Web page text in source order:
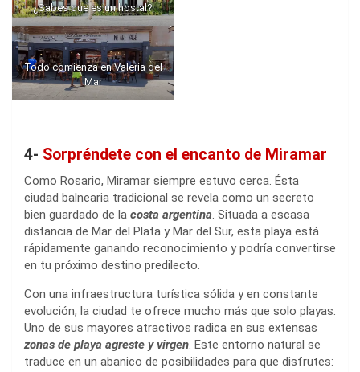
¿Sabes que es un hostal?
Todo comienza en Valeria del
Mar
4- Sorpréndete con el encanto de Miramar
Como Rosario, Miramar siempre estuvo cerca. Ésta
ciudad balnearia tradicional se revela como un secreto
bien guardado de la costa argentina . Situada a escasa
distancia de Mar del Plata y Mar del Sur, esta playa está
rápidamente ganando reconocimiento y podría convertirse
en tu próximo destino predilecto.
Con una infraestructura turística sólida y en constante
evolución, la ciudad te ofrece mucho más que solo playas.
Uno de sus mayores atractivos radica en sus extensas
zonas de playa agreste y virgen . Este entorno natural se
traduce en un abanico de posibilidades para que disfrutes: